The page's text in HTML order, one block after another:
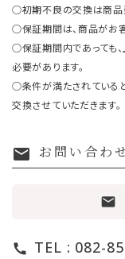
○初期不良の交換は商品
○保証期間は、商品がお
○保証期間内であっても、
必要があります。
○条件が満たされている
交換させていただきます。
mail お問い合わ
mail
call TEL : 082-